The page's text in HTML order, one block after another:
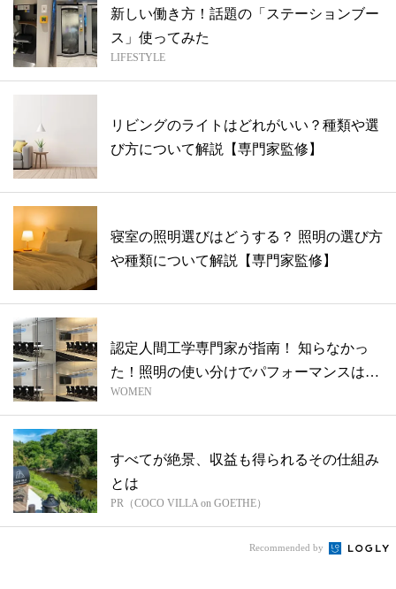
新しい働き方！話題の「ステーションブー
ス」使ってみた
LIFESTYLE
リビングのライトはどれがいい？種類や選
び方について解説【専門家監修】
寝室の照明選びはどうする？ 照明の選び方
や種類について解説【専門家監修】
認定人間工学専門家が指南！ 知らなかっ
た！照明の使い分けでパフォーマンスは変
化す...
WOMEN
すべてが絶景、収益も得られるその仕組み
とは
PR（COCO VILLA on GOETHE）
Recommended by